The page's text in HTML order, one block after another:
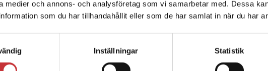
medier och annons- och analysföretag som vi samarbetar med. Dessa
som du har tillhandahållit eller som de har samlat in när du har
Inställningar Statistik
Sverige. För att kunna slutföra ett köp måste
leveransadressen vara i Sverige.Läs mer